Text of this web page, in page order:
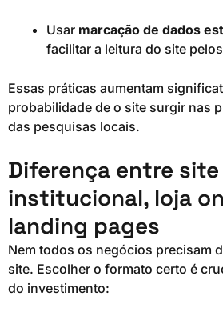
Usar marcação de dados
facilitar a leitura do site
Essas práticas aumentam
probabilidade de o site surgir nas
das pesquisas locais.
Diferença entre site
institucional, loja
landing pages
Nem todos os negócios precisam
site. Escolher o formato certo é
do investimento: